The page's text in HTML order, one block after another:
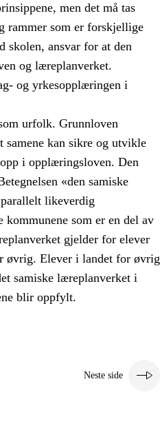
men det må tas
rammer som er forskjellige
ansvar for at den
og læreplanverket.
og yrkesopplæringen i
urfolk. Grunnloven
samene kan sikre og utvikle
i opplæringsloven. Den
«den samiske
likeverdig
som er en del av
gjelder for elever
øvrig. Elever i landet for øvrig
samiske læreplanverket i
blir oppfylt.
Neste side